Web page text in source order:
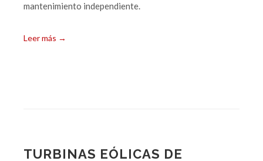
mantenimiento independiente.
Leer más →
TURBINAS EÓLICAS DE